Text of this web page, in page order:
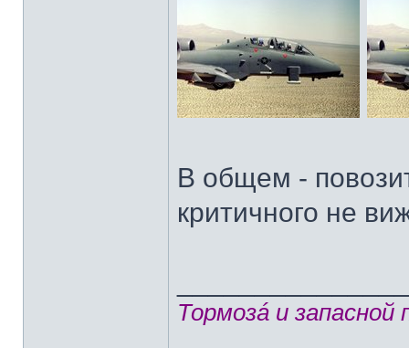
В общем -
критичного не
Тормозá и